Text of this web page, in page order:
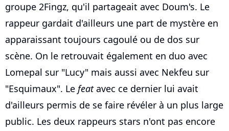
groupe 2Fingz, qu'il partageait avec Doum's. Le
rappeur gardait d'ailleurs une part de mystère en
apparaissant toujours cagoulé ou de dos sur
scène. On le retrouvait également en duo avec
Lomepal sur "Lucy" mais aussi avec Nekfeu sur
"Esquimaux". Le featavec ce dernier lui avait
d'ailleurs permis de se faire révéler à un plus large
public. Les deux rappeurs stars n'ont pas encore